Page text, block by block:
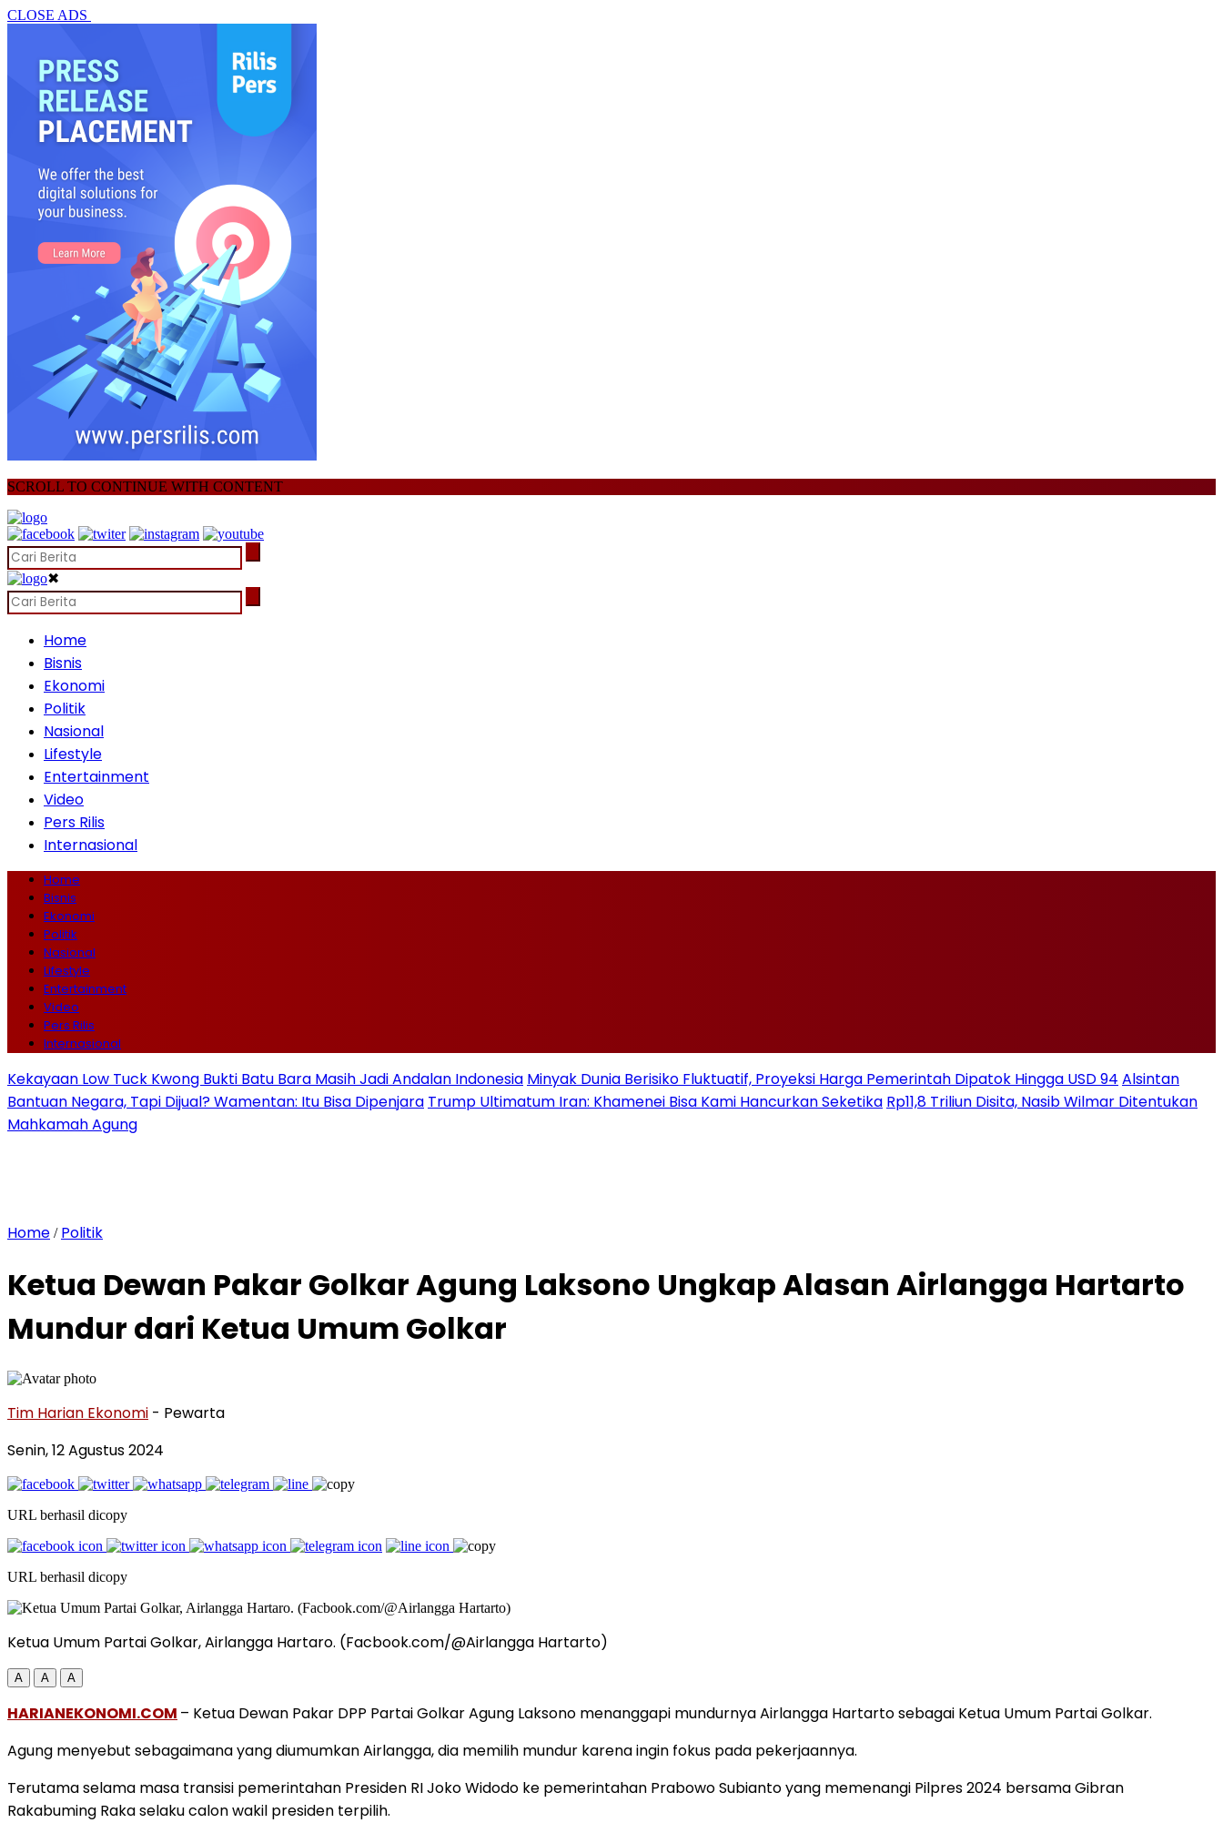
CLOSE ADS
SCROLL TO CONTINUE WITH CONTENT
✖
Home
Bisnis
Ekonomi
Politik
Nasional
Lifestyle
Entertainment
Video
Pers Rilis
Internasional
Home
Bisnis
Ekonomi
Politik
Nasional
Lifestyle
Entertainment
Video
Pers Rilis
Internasional
Kekayaan Low Tuck Kwong Bukti Batu Bara Masih Jadi Andalan Indonesia Minyak Dunia Berisiko Fluktuatif, Proyeksi Harga Pemerintah Dipatok Hingga USD 94 Alsintan
Bantuan Negara, Tapi Dijual? Wamentan: Itu Bisa Dipenjara Trump Ultimatum Iran: Khamenei Bisa Kami Hancurkan Seketika Rp11,8 Triliun Disita, Nasib Wilmar Ditentukan
Mahkamah Agung
Home / Politik
Ketua Dewan Pakar Golkar Agung Laksono Ungkap Alasan Airlangga Hartarto
Mundur dari Ketua Umum Golkar
Tim Harian Ekonomi - Pewarta
Senin, 12 Agustus 2024
URL berhasil dicopy
URL berhasil dicopy
Ketua Umum Partai Golkar, Airlangga Hartaro. (Facbook.com/@Airlangga Hartarto)
A A A
HARIANEKONOMI.COM – Ketua Dewan Pakar DPP Partai Golkar Agung Laksono menanggapi mundurnya Airlangga Hartarto sebagai Ketua Umum Partai Golkar.
Agung menyebut sebagaimana yang diumumkan Airlangga, dia memilih mundur karena ingin fokus pada pekerjaannya.
Terutama selama masa transisi pemerintahan Presiden RI Joko Widodo ke pemerintahan Prabowo Subianto yang memenangi Pilpres 2024 bersama Gibran
Rakabuming Raka selaku calon wakil presiden terpilih.